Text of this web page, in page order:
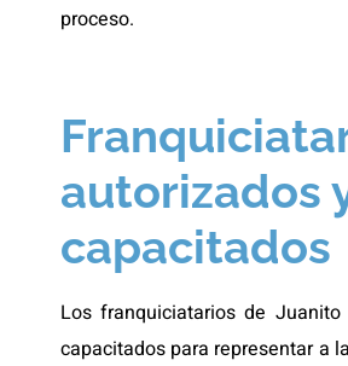
proceso.
autorizados
capacitados
Los franquiciatarios de
capacitados para representar a